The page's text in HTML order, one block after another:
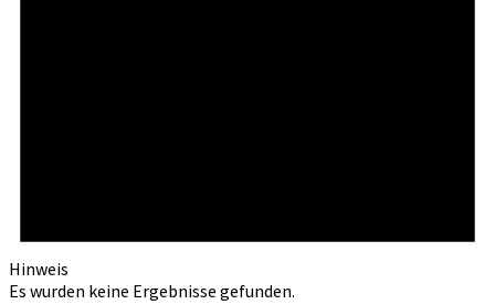
Hinweis
Es wurden keine Ergebnisse gefunden.